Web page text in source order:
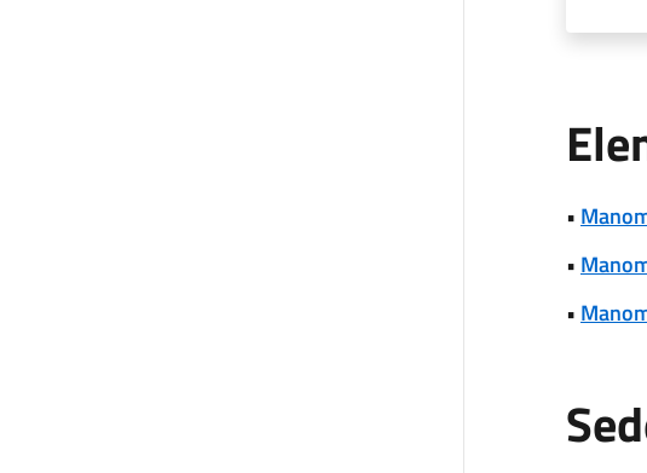
•
•
•